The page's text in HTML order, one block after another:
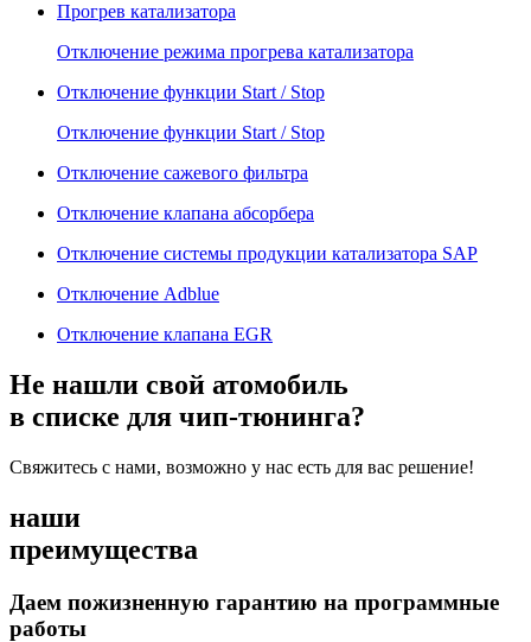
Прогрев катализатора
Отключение режима прогрева катализатора
Отключение функции Start / Stop
Отключение функции Start / Stop
Отключение сажевого фильтра
Отключение клапана абсорбера
Отключение системы продукции катализатора SAP
Отключение Adblue
Отключение клапана EGR
Не нашли свой атомобиль
в списке для чип-тюнинга?
Свяжитесь с нами, возможно у нас есть для вас решение!
наши
преимущества
Даем пожизненную гарантию на программные
работы